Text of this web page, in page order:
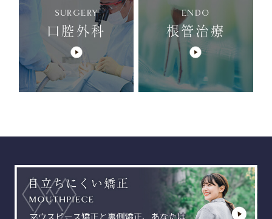
SURGERY
口腔外科
ENDO
根管治療